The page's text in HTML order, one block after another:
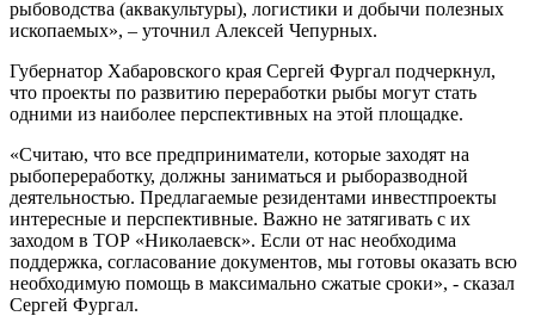
рыбоводства (аквакультуры), логистики и добычи полезных
ископаемых», – уточнил Алексей Чепурных.
Губернатор Хабаровского края Сергей Фургал подчеркнул,
что проекты по развитию переработки рыбы могут стать
одними из наиболее перспективных на этой площадке.
«Считаю, что все предприниматели, которые заходят на
рыбопереработку, должны заниматься и рыборазводной
деятельностью. Предлагаемые резидентами инвестпроекты
интересные и перспективные. Важно не затягивать с их
заходом в ТОР «Николаевск». Если от нас необходима
поддержка, согласование документов, мы готовы оказать всю
необходимую помощь в максимально сжатые сроки», - сказал
Сергей Фургал.